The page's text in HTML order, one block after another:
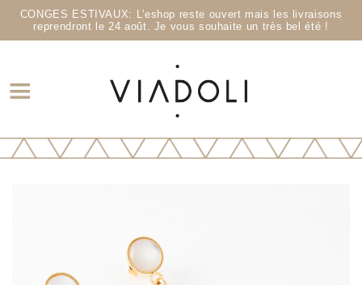
CONGES ESTIVAUX: L'eshop reste ouvert mais les livraisons
reprendront le 24 août. Je vous souhaite un très bel été !